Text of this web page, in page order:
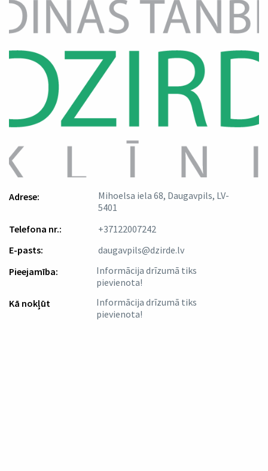
Adrese:
Mihoelsa iela 68, Daugavpils, LV-
5401
Telefona nr.:
+37122007242
E-pasts:
daugavpils@dzirde.lv
Pieejamība:
Informācija drīzumā tiks
pievienota!
Kā nokļūt
Informācija drīzumā tiks
pievienota!